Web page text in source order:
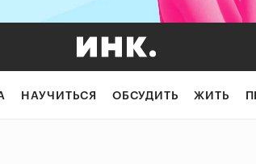
НАУЧИТЬСЯ ОБСУДИТЬ ЖИТЬ